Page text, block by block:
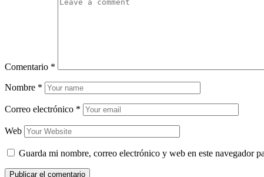
Comentario *
Nombre *
Correo electrónico *
Web
Guarda mi nombre, correo electrónico y web en este navegador